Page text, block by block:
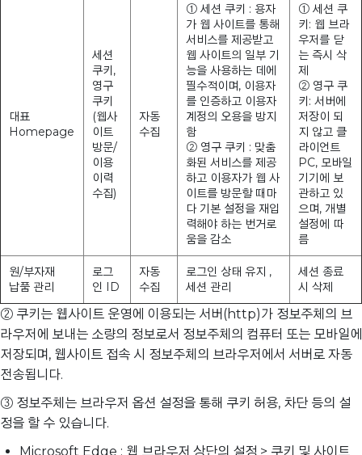
대표
Homepage
세션
쿠키,
영구
쿠키
(웹사
이트
방문/
이용
이력
수집)
자동
수집
① 세션 쿠키 : 용자
가 웹 사이트를 통해
서비스를 제공받고
웹 사이트의 일부 기
능을 사용하는 데에
필수적이며, 이용자
를 인증하고 이용자
계정의 오용을 방지
함
② 영구 쿠키 : 맞춤
화된 서비스를 제공
하고 이용자가 웹 사
이트를 방문할 때마
다 기본 설정을 재입
력해야 하는 번거로
움을 감소
① 세션 쿠
키: 웹 브라
우저를 닫
는 즉시 삭
제
② 영구 쿠
키: 서버에
저장이 되
지 않고 클
라이언트
PC, 모바일
기기에 보
관하고 있
으며, 개별
설정에 따
름
원/부자재
납품 관리
로그
인 ID
자동
수집
로그인 상태 유지 ,
세션 관리
세션 종료
시 삭제
② 쿠키는 웹사이트 운영에 이용되는 서버(http)가 정보주체의 브
라우저에 보내는 소량의 정보로서 정보주체의 컴퓨터 또는 모바일에
저장되며, 웹사이트 접속 시 정보주체의 브라우저에서 서버로 자동
전송됩니다.
③ 정보주체는 브라우저 옵션 설정을 통해 쿠키 허용, 차단 등의 설
정을 할 수 있습니다.
Microsoft Edge : 웹 브라우저 상단의 설정 > 쿠키 및 사이트